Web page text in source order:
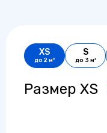
XS
до 2 м³
S
до 3 м²
Размер XS